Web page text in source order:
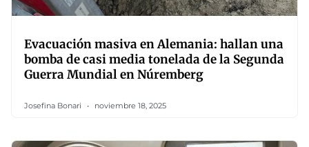
Evacuación masiva en Alemania: hallan una
bomba de casi media tonelada de la Segunda
Guerra Mundial en Núremberg
Josefina Bonari noviembre 18, 2025